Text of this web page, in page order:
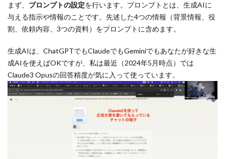
まず、 プロンプトの設定を行います。プロンプトとは、生成AIに
与える指示や情報のことです。先述した4つの情報（背景情報、役
割、依頼内容、3つの資料）をプロンプトに含めます。
生成AIは、ChatGPTでもClaudeでもGeminiでもあなたが好きな生
成AIを使えばOKですが、私は最近（2024年5月時点）では
Claude3 Opusの回答精度が気に入って使っています。